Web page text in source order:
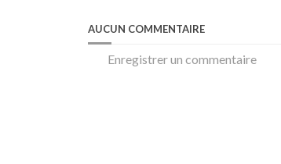
AUCUN COMMENTAIRE
Enregistrer un commentaire